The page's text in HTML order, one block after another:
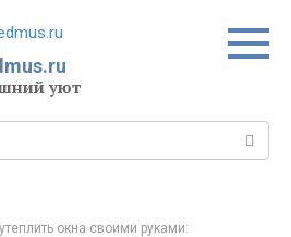
уют
окна своими руками: